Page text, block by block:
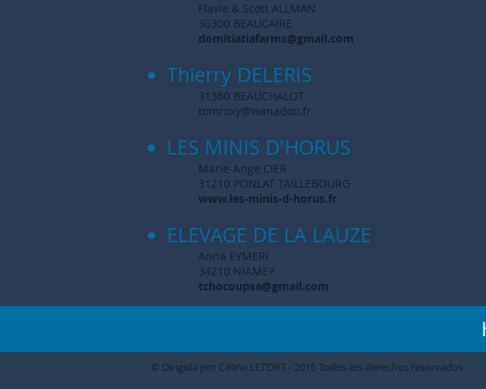
Flavie & Scott ALLMAN
30300 BEAUCAIRE
domitiatiafarms@gmail.com
Thierry DELERIS
31360 BEAUCHALOT
tomroxy@wanadoo.fr
LES MINIS D'HORUS
Marie-Ange CIER
31210 PONLAT TAILLEBOURG
www.les-minis-d-horus.fr
ELEVAGE DE LA LAUZE
Anna EYMERI
34210 NIAMEY
tchocoupsa@gmail.com
© Dirigida por Céline LETORT - 2015 Todos los derechos reservados.